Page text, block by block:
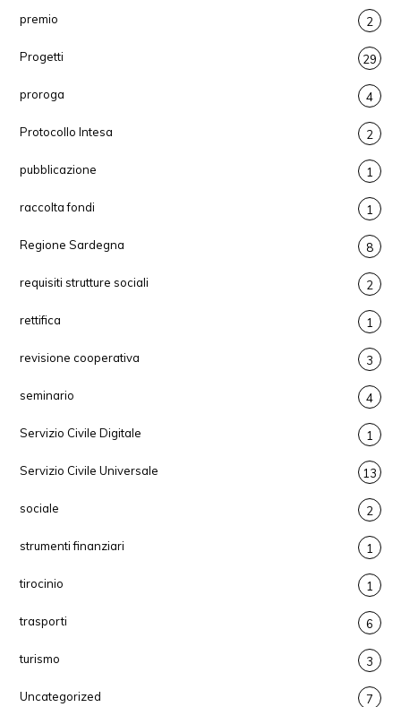
premio 2
Progetti 29
proroga 4
Protocollo Intesa 2
pubblicazione 1
raccolta fondi 1
Regione Sardegna 8
requisiti strutture sociali 2
rettifica 1
revisione cooperativa 3
seminario 4
Servizio Civile Digitale 1
Servizio Civile Universale 13
sociale 2
strumenti finanziari 1
tirocinio 1
trasporti 6
turismo 3
Uncategorized 7